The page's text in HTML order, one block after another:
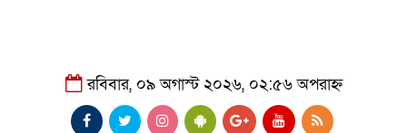
রবিবার, ০৯ অগাস্ট ২০২৬, ০২:৫৬ অপরাহ্ন